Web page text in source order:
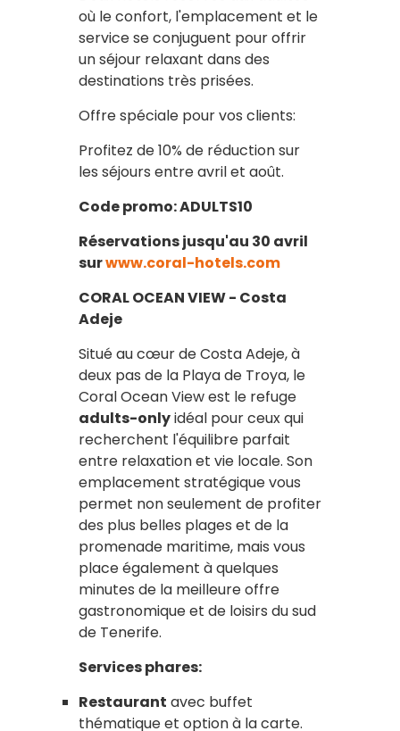
où le confort, l'emplacement et le
service se conjuguent pour offrir
un séjour relaxant dans des
destinations très prisées.
Offre spéciale pour vos clients:
Profitez de 10% de réduction sur
les séjours entre avril et août.
Code promo: ADULTS10
Réservations jusqu'au 30 avril
surwww.coral-hotels.com
CORAL OCEAN VIEW - Costa
Adeje
Situé au cœur de Costa Adeje, à
deux pas de la Playa de Troya, le
Coral Ocean View est le refuge
adults-onlyidéal pour ceux qui
recherchent l'équilibre parfait
entre relaxation et vie locale. Son
emplacement stratégique vous
permet non seulement de profiter
des plus belles plages et de la
promenade maritime, mais vous
place également à quelques
minutes de la meilleure offre
gastronomique et de loisirs du sud
de Tenerife.
Services phares:
Restaurant avec buffet
thématique et option à la carte.